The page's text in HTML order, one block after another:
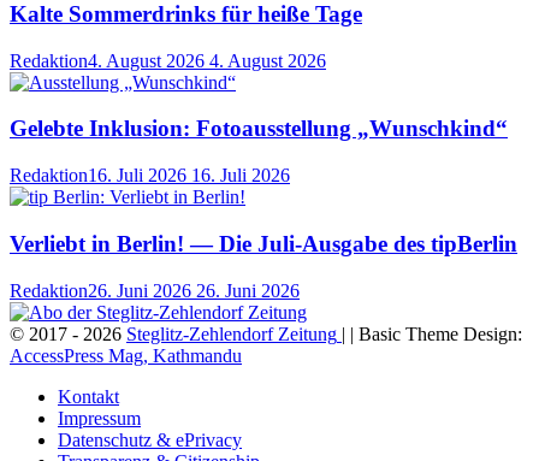
Kalte Sommerdrinks für heiße Tage
Redaktion4. August 2026 4. August 2026
Gelebte Inklusion: Fotoausstellung „Wunschkind“
Redaktion16. Juli 2026 16. Juli 2026
Verliebt in Berlin! — Die Juli-Ausgabe des tipBerlin
Redaktion26. Juni 2026 26. Juni 2026
© 2017 - 2026 Steglitz-Zehlendorf Zeitung | | Basic Theme Design:
AccessPress Mag, Kathmandu
Kontakt
Impressum
Datenschutz & ePrivacy